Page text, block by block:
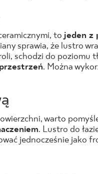
tojeden z
sprawia, że lustro
schodzi do poziomu
. Można
warto
. Lustro do
jednocześnie jako